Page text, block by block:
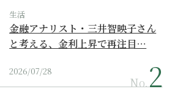
生活
金融アナリスト・三井智映子さん
と考える、金利上昇で再注目…
2026/07/28
No.